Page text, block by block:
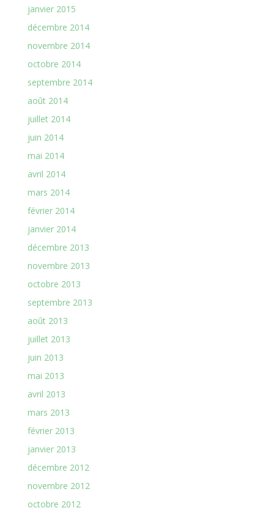
janvier 2015
décembre 2014
novembre 2014
octobre 2014
septembre 2014
août 2014
juillet 2014
juin 2014
mai 2014
avril 2014
mars 2014
février 2014
janvier 2014
décembre 2013
novembre 2013
octobre 2013
septembre 2013
août 2013
juillet 2013
juin 2013
mai 2013
avril 2013
mars 2013
février 2013
janvier 2013
décembre 2012
novembre 2012
octobre 2012